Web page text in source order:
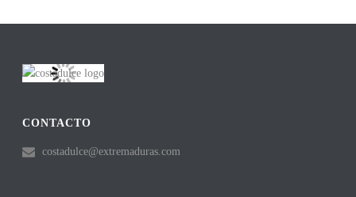
CONTACTO
costadulce@extremaduras.com